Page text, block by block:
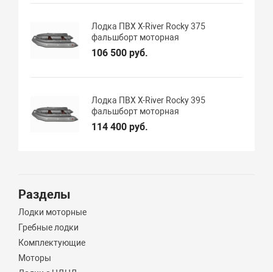
Лодка ПВХ X-River Rocky 375
фальшборт моторная
106 500 руб.
Лодка ПВХ X-River Rocky 395
фальшборт моторная
114 400 руб.
Разделы
Лодки моторные
Гребные лодки
Комплектующие
Моторы